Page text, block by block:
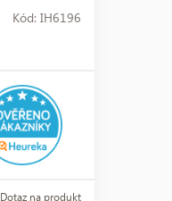
Kód: IH6196
Dotaz na produkt